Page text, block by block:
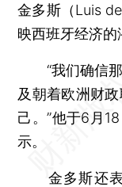
金多斯（Luis
映西班牙经济的
“我们确信那
及朝着欧洲财
己。”他于6月
示。
金多斯还表